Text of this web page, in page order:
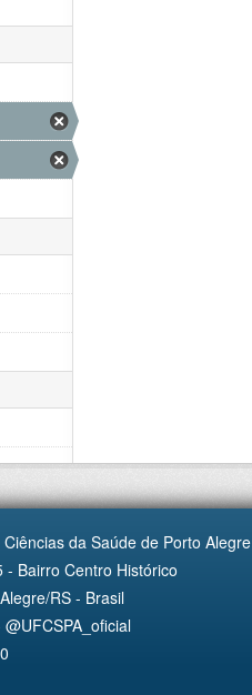
da Saúde de Porto Alegre
Bairro Centro Histórico
RS - Brasil